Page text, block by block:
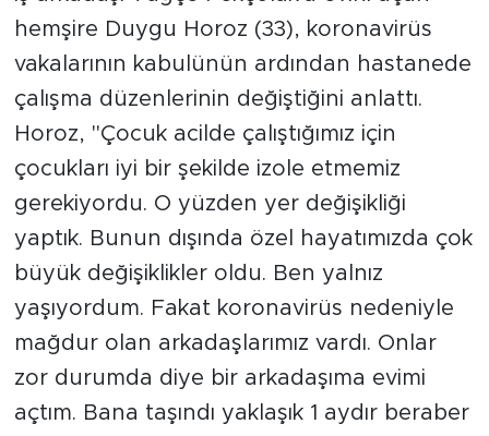
hemşire Duygu Horoz (33), koronavirüs
vakalarının kabulünün ardından hastanede
çalışma düzenlerinin değiştiğini anlattı.
Horoz, "Çocuk acilde çalıştığımız için
çocukları iyi bir şekilde izole etmemiz
gerekiyordu. O yüzden yer değişikliği
yaptık. Bunun dışında özel hayatımızda çok
büyük değişiklikler oldu. Ben yalnız
yaşıyordum. Fakat koronavirüs nedeniyle
mağdur olan arkadaşlarımız vardı. Onlar
zor durumda diye bir arkadaşıma evimi
açtım. Bana taşındı yaklaşık 1 aydır beraber